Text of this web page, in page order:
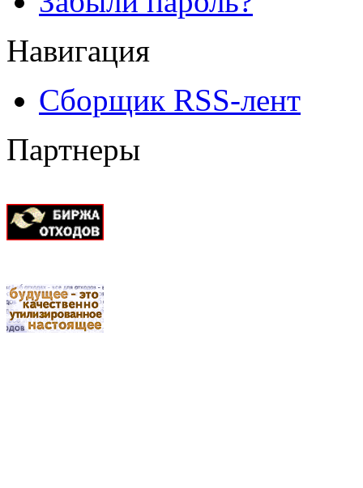
Навигация
Сборщик RSS-лент
Партнеры